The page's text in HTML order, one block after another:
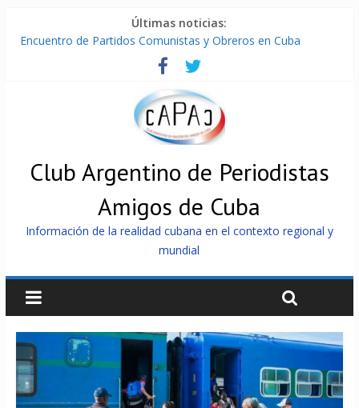
Últimas noticias:
Encuentro de Partidos Comunistas y Obreros en Cuba
Díaz-Canel: «Cuba no tiene que adoctrinar a nadie, no tiene
que exportar ideas; es la historia la que imparte lecciones»
Entregan en Cuba equipos fotovoltaicos a familias con niños
ONU gestiona con “varios países interesados” envío de
Cuba, la «Gaza silenciosa»
Club Argentino de Periodistas
Amigos de Cuba
Información de la realidad cubana en el contexto regional y
mundial